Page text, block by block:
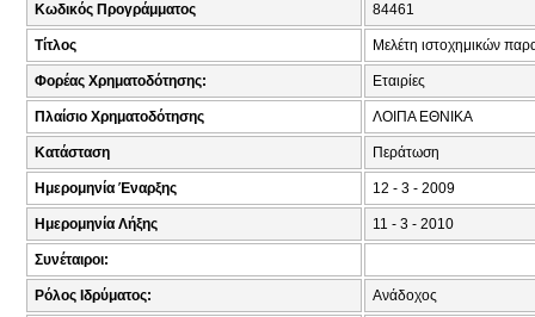
Κωδικός Προγράμματος 84461
Τίτλος Μελέτη ιστοχημικών
Φορέας Χρηματοδότησης: Εταιρίες
Πλαίσιο Χρηματοδότησης ΛΟΙΠΑ ΕΘΝΙΚΑ
Κατάσταση Περάτωση
Ημερομηνία Έναρξης 12 - 3 - 2009
Ημερομηνία Λήξης 11 - 3 - 2010
Συνέταιροι:
Ρόλος Ιδρύματος: Ανάδοχος